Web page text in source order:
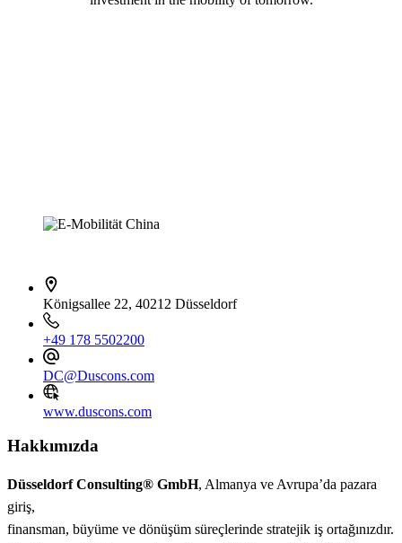
Königsallee 22, 40212 Düsseldorf
+49 178 5502200
DC@Duscons.com
www.duscons.com
Hakkımızda
Düsseldorf Consulting® GmbH, Almanya ve Avrupa’da pazara
giriş,
finansman, büyüme ve dönüşüm süreçlerinde stratejik iş ortağınızdır.